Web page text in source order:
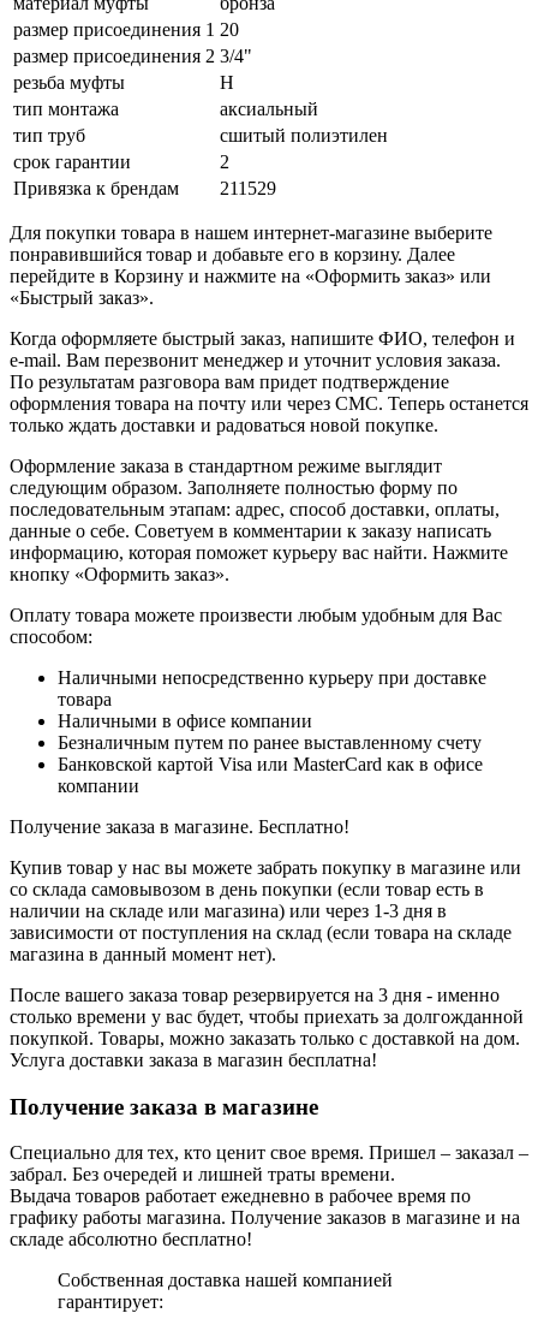
размер присоединения 1 20
размер присоединения 2 3/4"
резьба муфты
Н
тип монтажа
аксиальный
тип труб
сшитый полиэтилен
срок гарантии
2
Привязка к брендам
211529
Для покупки товара в нашем интернет-магазине выберите
понравившийся товар и добавьте его в корзину. Далее
перейдите в Корзину и нажмите на «Оформить заказ» или
«Быстрый заказ».
Когда оформляете быстрый заказ, напишите ФИО, телефон и
e-mail. Вам перезвонит менеджер и уточнит условия заказа.
По результатам разговора вам придет подтверждение
оформления товара на почту или через СМС. Теперь останется
только ждать доставки и радоваться новой покупке.
Оформление заказа в стандартном режиме выглядит
следующим образом. Заполняете полностью форму по
последовательным этапам: адрес, способ доставки, оплаты,
данные о себе. Советуем в комментарии к заказу написать
информацию, которая поможет курьеру вас найти. Нажмите
кнопку «Оформить заказ».
Оплату товара можете произвести любым удобным для Вас
способом:
Наличными непосредственно курьеру при доставке
товара
Наличными в офисе компании
Безналичным путем по ранее выставленному счету
Банковской картой Visa или MasterCard как в офисе
компании
Получение заказа в магазине. Бесплатно!
Купив товар у нас вы можете забрать покупку в магазине или
со склада самовывозом в день покупки (если товар есть в
наличии на складе или магазина) или через 1-3 дня в
зависимости от поступления на склад (если товара на складе
магазина в данный момент нет).
После вашего заказа товар резервируется на 3 дня - именно
столько времени у вас будет, чтобы приехать за долгожданной
покупкой. Товары, можно заказать только с доставкой на дом.
Услуга доставки заказа в магазин бесплатна!
Получение заказа в магазине
Специально для тех, кто ценит свое время. Пришел – заказал –
забрал. Без очередей и лишней траты времени.
Выдача товаров работает ежедневно в рабочее время по
графику работы магазина. Получение заказов в магазине и на
складе абсолютно бесплатно!
Собственная доставка нашей компанией
гарантирует: